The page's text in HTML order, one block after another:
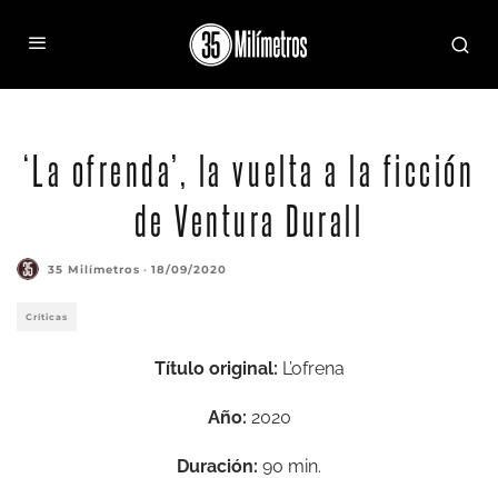
‘La ofrenda’, la vuelta a la ficción
de Ventura Durall
35 Milímetros · 18/09/2020
Críticas
Título original: L’ofrena
Año: 2020
Duración: 90 min.